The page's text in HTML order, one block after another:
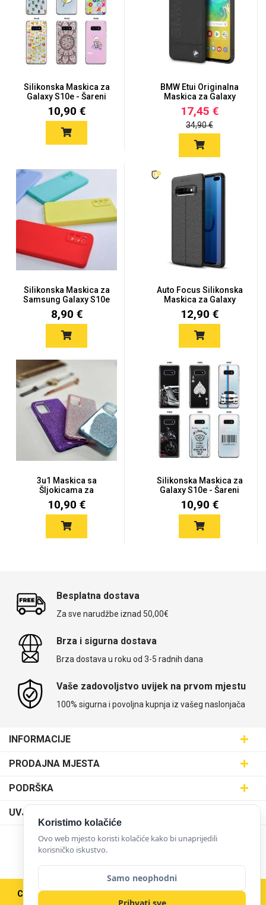
Silikonska Maskica za
Galaxy S10e - Šareni
mot...
10,90 €
BMW Etui Originalna
Maskica za Galaxy
S10e – C...
17,45 €
34,90 €
Silikonska Maskica za
Samsung Galaxy S10e
- Vi...
8,90 €
Auto Focus Silikonska
Maskica za Galaxy
S10e
12,90 €
3u1 Maskica sa
Šljokicama za
Samsung Galaxy S1...
10,90 €
Silikonska Maskica za
Galaxy S10e - Šareni
mot...
10,90 €
Besplatna dostava
Za sve narudžbe iznad 50,00€
Brza i sigurna dostava
Brza dostava u roku od 3-5 radnih dana
Vaše zadovoljstvo uvijek na prvom mjestu
100% sigurna i povoljna kupnja iz vašeg naslonjača
INFORMACIJE
SVIJET MASKICA d.o.o.
Aleja javora 13, 10000 Zagreb
095 5555 345
prodaja@maskice.hr
PRODAJNA MJESTA
Poslovnica Trešnjevka
Poslovnica Kvatrić
Poslovnica Velika Gorica
Poslovnica Ilica
Poslovnica Križevci
PODRŠKA
Dostava
O nama
Karijera u maskice.hr
Postani partner
UVJETI KORIŠTENJA
Obrazac za jednostrani raskid ugovora
Uvjeti korištenja
Pravne napomene
NAČINI PLAĆANJA
Copyright © 2026 Maskice.hr | Veleprodaja/B2B
Koristimo kolačiće
Ovo web mjesto koristi kolačiće kako bi unaprijedili
korisničko iskustvo.
Samo neophodni